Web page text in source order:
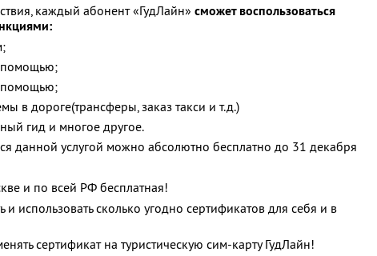
каждый абонент «ГудЛайн» сможет воспользоваться
в дороге(трансферы, заказ такси и т.д.)
гид и многое другое.
данной услугой можно абсолютно бесплатно до 31 декабря
и по всей РФ бесплатная!
и использовать сколько угодно сертификатов для себя и в
сертификат на туристическую сим-карту ГудЛайн!